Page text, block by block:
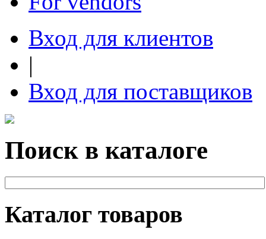
Вход для клиентов
|
Вход для поставщиков
Поиск в каталоге
Каталог товаров